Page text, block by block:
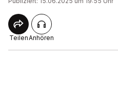
TeilenAnhören